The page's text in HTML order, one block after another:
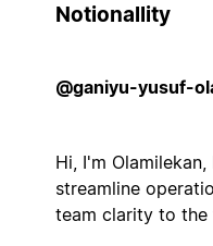
Notionallity
@ganiyu-yusuf-
Hi, I'm
streamline
team clarity to